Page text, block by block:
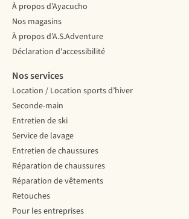
À propos d’Ayacucho
Nos magasins
À propos d’A.S.Adventure
Déclaration d'accessibilité
Nos services
Location / Location sports d’hiver
Seconde-main
Entretien de ski
Service de lavage
Entretien de chaussures
Réparation de chaussures
Réparation de vêtements
Retouches
Pour les entreprises